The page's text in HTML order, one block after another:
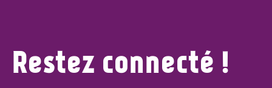
Restez connecté !